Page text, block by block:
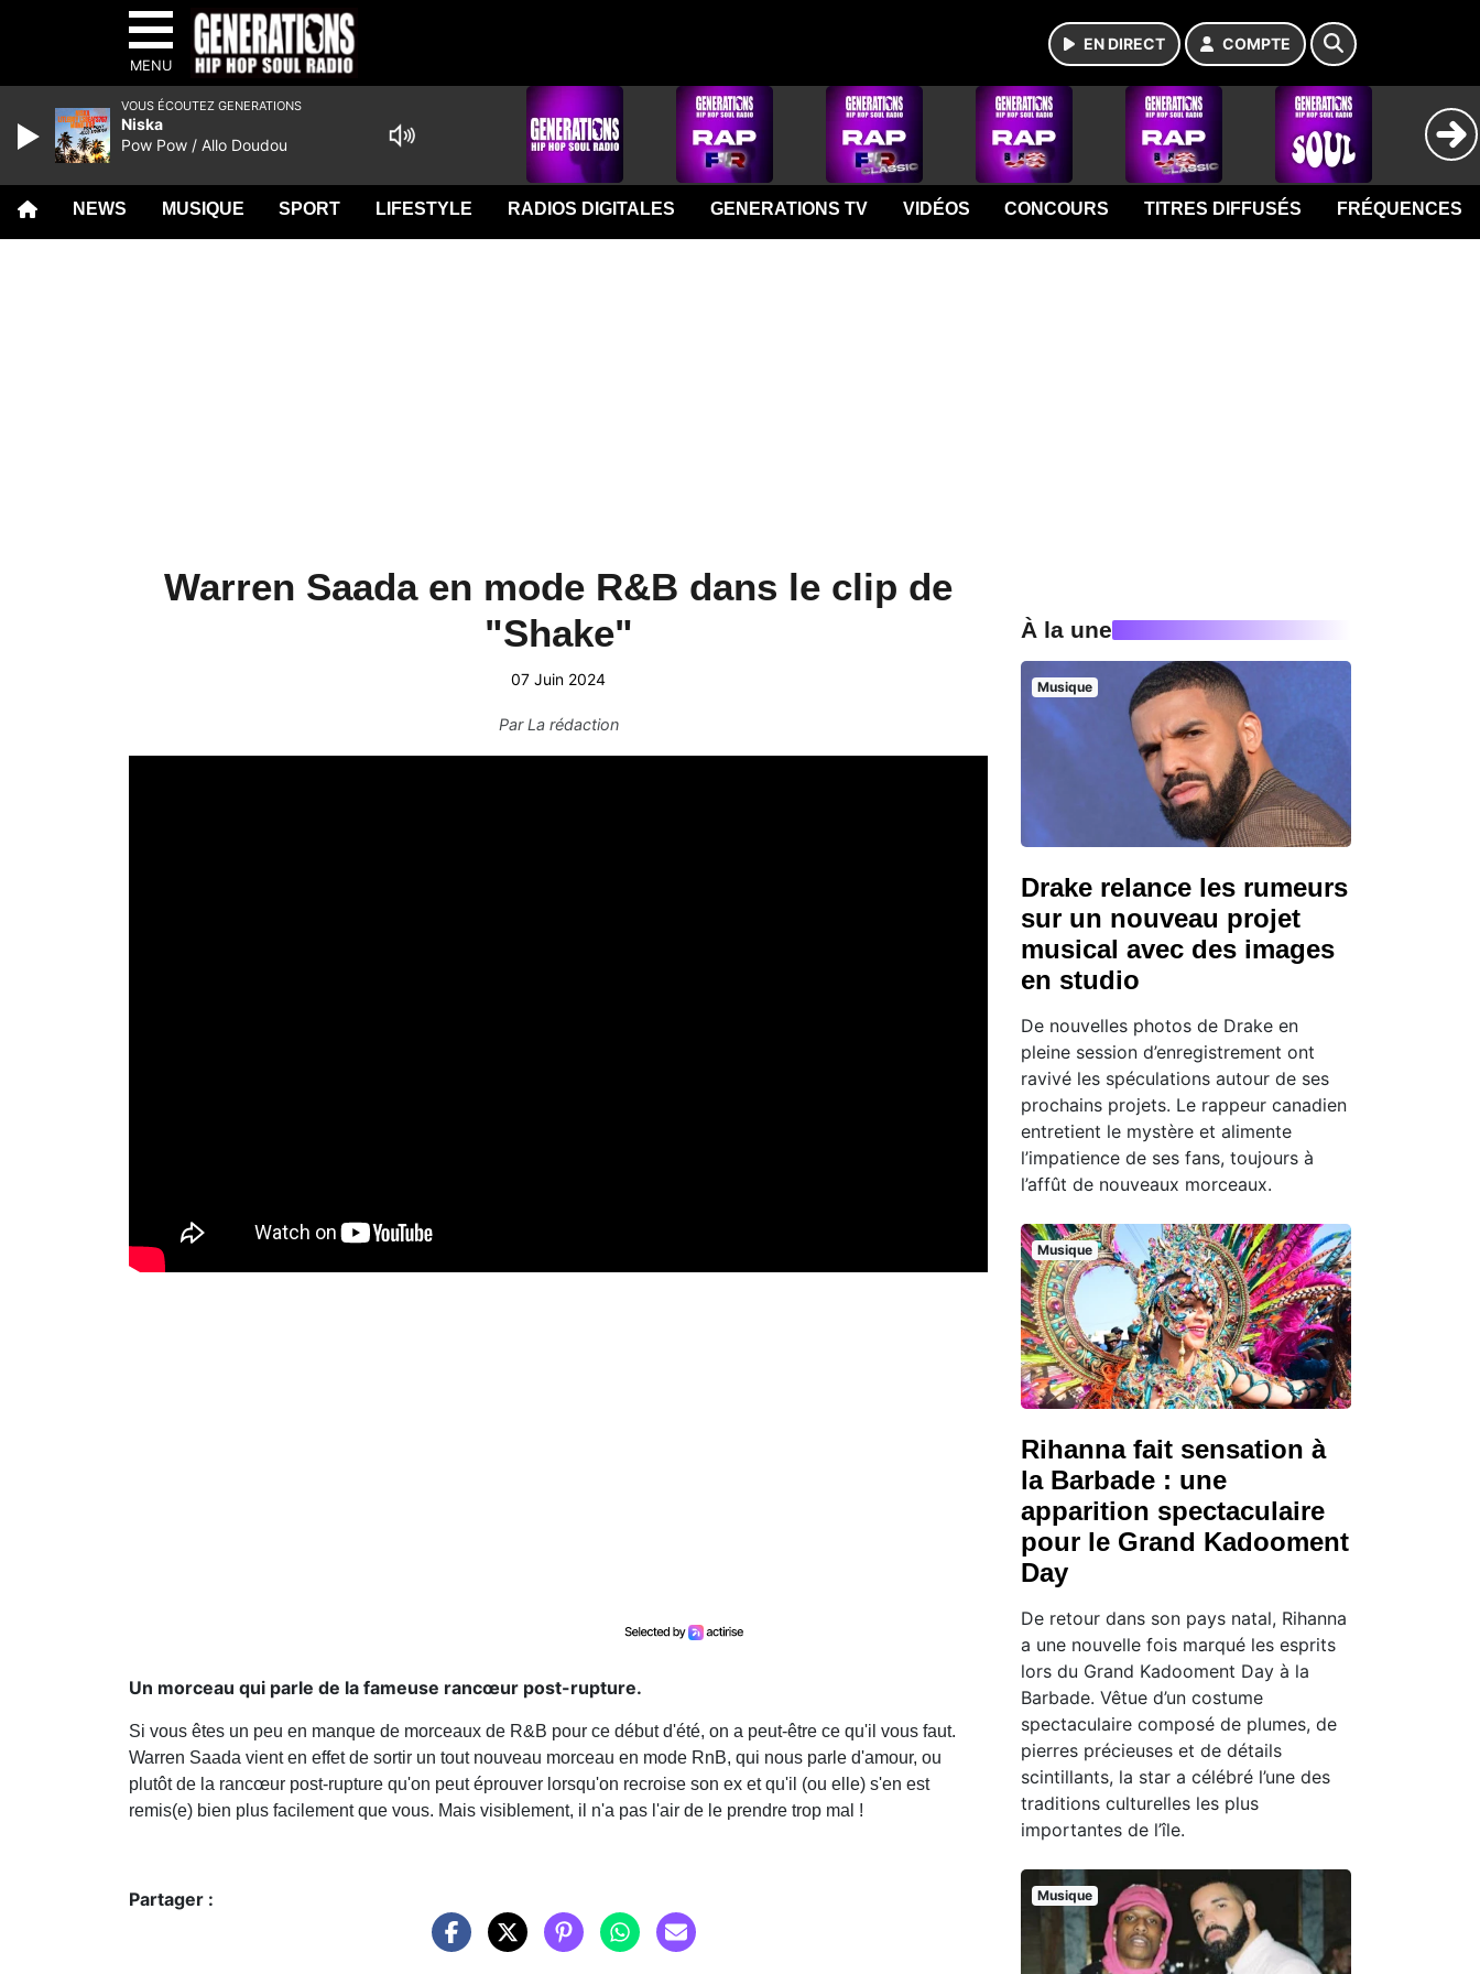
MENU
EN DIRECT COMPTE
NEWS MUSIQUE SPORT LIFESTYLE RADIOS DIGITALES GENERATIONS TV VIDÉOS CONCOURS TITRES DIFFUSÉS FRÉQUENCES
Warren Saada en mode R&B dans le clip de
"Shake"
07 Juin 2024
ParLa rédaction
Un morceau qui parle de la fameuse rancœur post-rupture.
Si vous êtes un peu en manque de morceaux de R&B pour ce début d'été, on a peut-être ce qu'il vous faut.
Warren Saada vient en effet de sortir un tout nouveau morceau en mode RnB, qui nous parle d'amour, ou
plutôt de la rancœur post-rupture qu'on peut éprouver lorsqu'on recroise son ex et qu'il (ou elle) s'en est
remis(e) bien plus facilement que vous. Mais visiblement, il n'a pas l'air de le prendre trop mal !
Partager :
À la une
Musique
Drake relance les rumeurs
sur un nouveau projet
musical avec des images
en studio
De nouvelles photos de Drake en
pleine session d’enregistrement ont
ravivé les spéculations autour de ses
prochains projets. Le rappeur canadien
entretient le mystère et alimente
l’impatience de ses fans, toujours à
l’affût de nouveaux morceaux.
Musique
Rihanna fait sensation à
la Barbade : une
apparition spectaculaire
pour le Grand Kadooment
Day
De retour dans son pays natal, Rihanna
a une nouvelle fois marqué les esprits
lors du Grand Kadooment Day à la
Barbade. Vêtue d’un costume
spectaculaire composé de plumes, de
pierres précieuses et de détails
scintillants, la star a célébré l’une des
traditions culturelles les plus
importantes de l’île.
Musique
VOUS ÉCOUTEZ GENERATIONS
Niska
Pow Pow / Allo Doudou